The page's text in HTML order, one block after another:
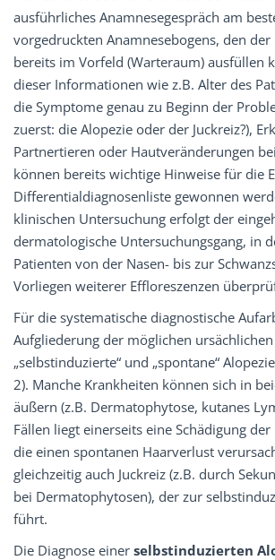
ausführliches Anamnesegespräch am
vorgedruckten Anamnesebogens, den
bereits im Vorfeld (Warteraum) ausfüllen
dieser Informationen wie z.B. Alter des
die Symptome genau zu Beginn der
zuerst: die Alopezie oder der Juckreiz?),
Partnertieren oder Hautveränderungen
können bereits wichtige Hinweise für die
Differentialdiagnosenliste gewonnen
klinischen Untersuchung erfolgt der
dermatologische Untersuchungsgang, in
Patienten von der Nasen- bis zur
Vorliegen weiterer Effloreszenzen
Für die systematische diagnostische
Aufgliederung der möglichen
„selbstinduzierte“ und „spontane“
2). Manche Krankheiten können sich in
äußern (z.B. Dermatophytose, kutanes
Fällen liegt einerseits eine Schädigung
die einen spontanen Haarverlust
gleichzeitig auch Juckreiz (z.B. durch
bei Dermatophytosen), der zur
führt.
Die Diagnose einer selbstinduzierten